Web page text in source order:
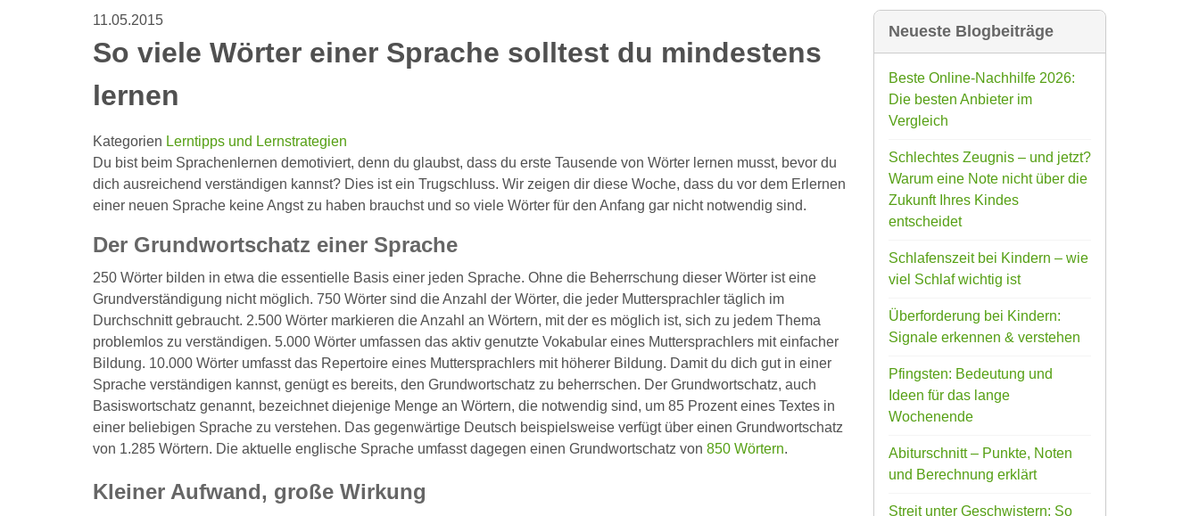
11.05.2015
So viele Wörter einer Sprache solltest du mindestens
lernen
Kategorien Lerntipps und Lernstrategien
Du bist beim Sprachenlernen demotiviert, denn du glaubst, dass du erste Tausende von Wörter lernen musst, bevor du
dich ausreichend verständigen kannst? Dies ist ein Trugschluss. Wir zeigen dir diese Woche, dass du vor dem Erlernen
einer neuen Sprache keine Angst zu haben brauchst und so viele Wörter für den Anfang gar nicht notwendig sind.
Der Grundwortschatz einer Sprache
250 Wörter bilden in etwa die essentielle Basis einer jeden Sprache. Ohne die Beherrschung dieser Wörter ist eine
Grundverständigung nicht möglich. 750 Wörter sind die Anzahl der Wörter, die jeder Muttersprachler täglich im
Durchschnitt gebraucht. 2.500 Wörter markieren die Anzahl an Wörtern, mit der es möglich ist, sich zu jedem Thema
problemlos zu verständigen. 5.000 Wörter umfassen das aktiv genutzte Vokabular eines Muttersprachlers mit einfacher
Bildung. 10.000 Wörter umfasst das Repertoire eines Muttersprachlers mit höherer Bildung. Damit du dich gut in einer
Sprache verständigen kannst, genügt es bereits, den Grundwortschatz zu beherrschen. Der Grundwortschatz, auch
Basiswortschatz genannt, bezeichnet diejenige Menge an Wörtern, die notwendig sind, um 85 Prozent eines Textes in
einer beliebigen Sprache zu verstehen. Das gegenwärtige Deutsch beispielsweise verfügt über einen Grundwortschatz
von 1.285 Wörtern. Die aktuelle englische Sprache umfasst dagegen einen Grundwortschatz von 850 Wörtern.
Kleiner Aufwand, große Wirkung
Neueste Blogbeiträge
Beste Online-Nachhilfe 2026:
Die besten Anbieter im
Vergleich
Schlechtes Zeugnis – und jetzt?
Warum eine Note nicht über die
Zukunft Ihres Kindes
entscheidet
Schlafenszeit bei Kindern – wie
viel Schlaf wichtig ist
Überforderung bei Kindern:
Signale erkennen & verstehen
Pfingsten: Bedeutung und
Ideen für das lange
Wochenende
Abiturschnitt – Punkte, Noten
und Berechnung erklärt
Streit unter Geschwistern: So